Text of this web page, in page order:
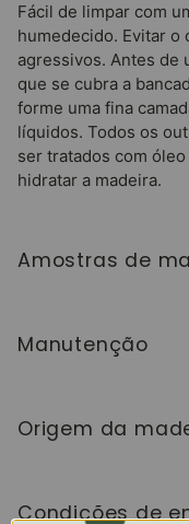
Fácil de limpar com
humedecido. Evitar o
agressivos. Antes de
que se cubra a
forme uma fina
líquidos. Todos os
ser tratados com
hidratar a madeira.
Amostras de
coleção NordicStory,
Manutenção
apreciado pelo seu
beleza que evolui
a seguir. Evite
Origem da
elevados padrões
Condições de